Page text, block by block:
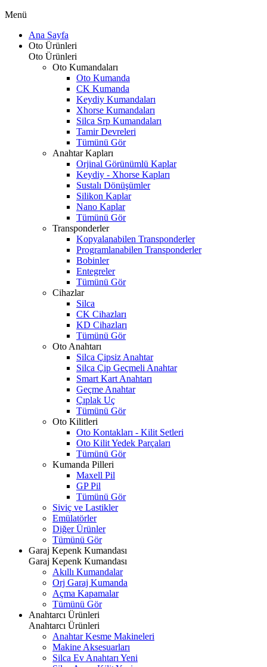
Menü
Ana Sayfa
Oto Ürünleri
Oto Ürünleri
Oto Kumandaları
Oto Kumanda
CK Kumanda
Keydiy Kumandaları
Xhorse Kumandaları
Silca Srp Kumandaları
Tamir Devreleri
Tümünü Gör
Anahtar Kapları
Orjinal Görünümlü Kaplar
Keydiy - Xhorse Kapları
Sustalı Dönüşümler
Silikon Kaplar
Nano Kaplar
Tümünü Gör
Transponderler
Kopyalanabilen Transponderler
Programlanabilen Transponderler
Bobinler
Entegreler
Tümünü Gör
Cihazlar
Silca
CK Cihazları
KD Cihazları
Tümünü Gör
Oto Anahtarı
Silca Çipsiz Anahtar
Silca Çip Geçmeli Anahtar
Smart Kart Anahtarı
Geçme Anahtar
Çıplak Uç
Tümünü Gör
Oto Kilitleri
Oto Kontakları - Kilit Setleri
Oto Kilit Yedek Parçaları
Tümünü Gör
Kumanda Pilleri
Maxell Pil
GP Pil
Tümünü Gör
Siviç ve Lastikler
Emülatörler
Diğer Ürünler
Tümünü Gör
Garaj Kepenk Kumandası
Garaj Kepenk Kumandası
Akıllı Kumandalar
Orj Garaj Kumanda
Açma Kapamalar
Tümünü Gör
Anahtarcı Ürünleri
Anahtarcı Ürünleri
Anahtar Kesme Makineleri
Makine Aksesuarları
Silca Ev Anahtarı Yeni